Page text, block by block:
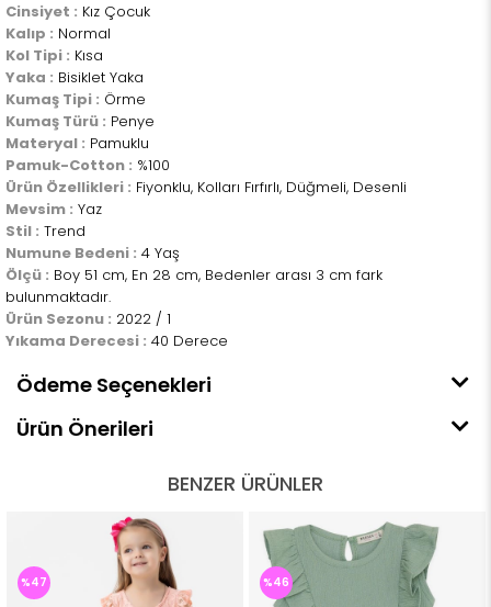
Cinsiyet : Kız Çocuk
Kalıp : Normal
Kol Tipi : Kısa
Yaka : Bisiklet Yaka
Kumaş Tipi : Örme
Kumaş Türü : Penye
Materyal : Pamuklu
Pamuk-Cotton : %100
Ürün Özellikleri : Fiyonklu, Kolları Fırfırlı, Düğmeli, Desenli
Mevsim : Yaz
Stil : Trend
Numune Bedeni : 4 Yaş
Ölçü : Boy 51 cm, En 28 cm, Bedenler arası 3 cm fark
bulunmaktadır.
Ürün Sezonu : 2022 / 1
Yıkama Derecesi : 40 Derece
Ödeme Seçenekleri
Ürün Önerileri
BENZER ÜRÜNLER
%47 %46